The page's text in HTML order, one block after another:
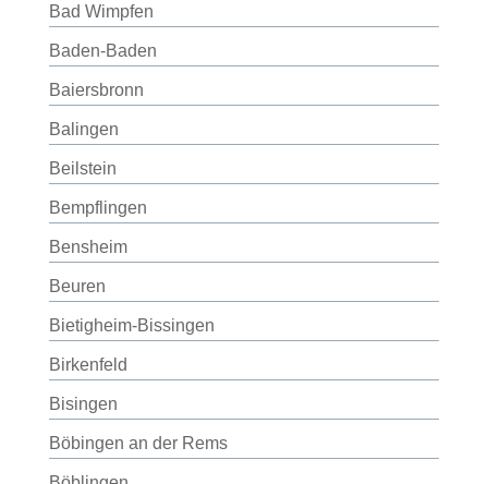
Bad Wimpfen
Baden-Baden
Baiersbronn
Balingen
Beilstein
Bempflingen
Bensheim
Beuren
Bietigheim-Bissingen
Birkenfeld
Bisingen
Böbingen an der Rems